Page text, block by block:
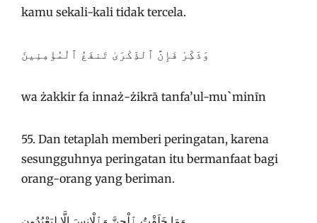
kamu sekali-kali tidak tercela.
وَذَكِّرْ فَإِنَّ ٱلذِّكْرَىٰ تَنفَعُ ٱلْمُؤْمِنِينَ
wa żakkir fa innaż-żikrā tanfa’ul-mu`minīn
55. Dan tetaplah memberi peringatan, karena
sesungguhnya peringatan itu bermanfaat bagi
orang-orang yang beriman.